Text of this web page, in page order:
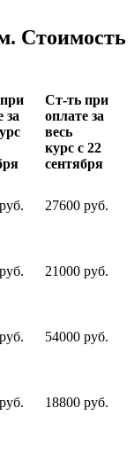
Стоимость
за
Ст-ть при
оплате за
весь
курс с 22
сентября
27600 руб.
21000 руб.
54000 руб.
18800 руб.